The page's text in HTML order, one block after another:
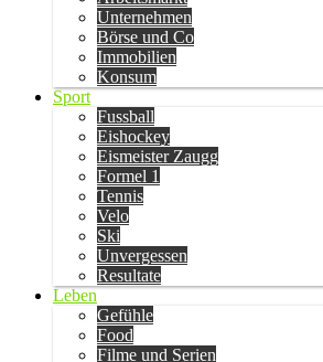
Unternehmen
Börse und Co
Immobilien
Konsum
Sport
Fussball
Eishockey
Eismeister Zaugg
Formel 1
Tennis
Velo
Ski
Unvergessen
Resultate
Leben
Gefühle
Food
Filme und Serien